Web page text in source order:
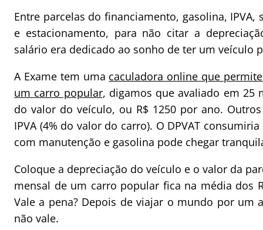
Entre parcelas do financiamento, gasolina,
e estacionamento, para não citar a
salário era dedicado ao sonho de ter um veículo
A Exame tem uma caculadora online que
um carro popular, digamos que avaliado em 25
do valor do veículo, ou R$ 1250 por ano.
IPVA (4% do valor do carro). O DPVAT
com manutenção e gasolina pode chegar
Coloque a depreciação do veículo e o valor da
mensal de um carro popular fica na média dos
Vale a pena? Depois de viajar o mundo por um
não vale.